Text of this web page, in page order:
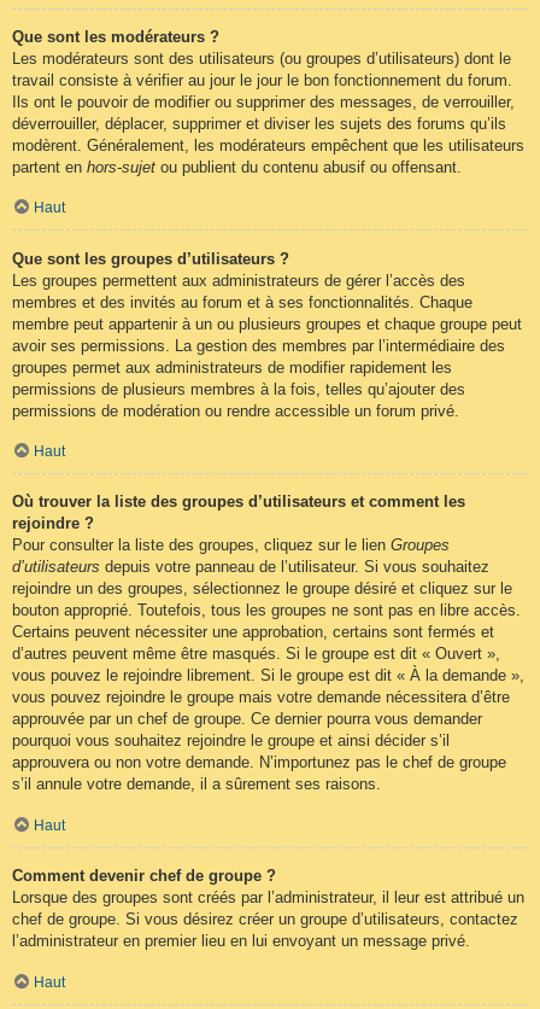
Que sont les modérateurs ?
Les modérateurs sont des utilisateurs (ou groupes d’utilisateurs) dont le
travail consiste à vérifier au jour le jour le bon fonctionnement du forum.
Ils ont le pouvoir de modifier ou supprimer des messages, de verrouiller,
déverrouiller, déplacer, supprimer et diviser les sujets des forums qu’ils
modèrent. Généralement, les modérateurs empêchent que les utilisateurs
partent en hors-sujet ou publient du contenu abusif ou offensant.
Haut
Que sont les groupes d’utilisateurs ?
Les groupes permettent aux administrateurs de gérer l’accès des
membres et des invités au forum et à ses fonctionnalités. Chaque
membre peut appartenir à un ou plusieurs groupes et chaque groupe peut
avoir ses permissions. La gestion des membres par l’intermédiaire des
groupes permet aux administrateurs de modifier rapidement les
permissions de plusieurs membres à la fois, telles qu’ajouter des
permissions de modération ou rendre accessible un forum privé.
Haut
Où trouver la liste des groupes d’utilisateurs et comment les
rejoindre ?
Pour consulter la liste des groupes, cliquez sur le lien Groupes
d’utilisateurs depuis votre panneau de l’utilisateur. Si vous souhaitez
rejoindre un des groupes, sélectionnez le groupe désiré et cliquez sur le
bouton approprié. Toutefois, tous les groupes ne sont pas en libre accès.
Certains peuvent nécessiter une approbation, certains sont fermés et
d’autres peuvent même être masqués. Si le groupe est dit « Ouvert »,
vous pouvez le rejoindre librement. Si le groupe est dit « À la demande »,
vous pouvez rejoindre le groupe mais votre demande nécessitera d’être
approuvée par un chef de groupe. Ce dernier pourra vous demander
pourquoi vous souhaitez rejoindre le groupe et ainsi décider s’il
approuvera ou non votre demande. N’importunez pas le chef de groupe
s’il annule votre demande, il a sûrement ses raisons.
Haut
Comment devenir chef de groupe ?
Lorsque des groupes sont créés par l’administrateur, il leur est attribué un
chef de groupe. Si vous désirez créer un groupe d’utilisateurs, contactez
l’administrateur en premier lieu en lui envoyant un message privé.
Haut